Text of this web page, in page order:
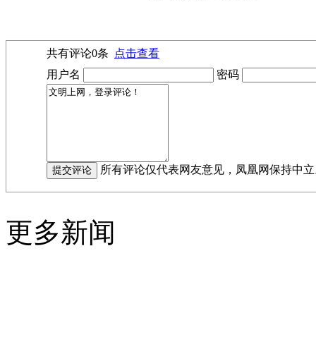
共有评论0条
点击查看
用户名
密码
所有评论仅代表网友意见，凤凰网保持中
更多新闻